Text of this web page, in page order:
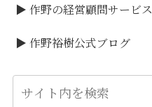
▶ 作野の経営顧問サービス
▶ 作野裕樹公式ブログ